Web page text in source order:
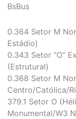
BsBus
0.364 Setor M
Estádio)
0.343 Setor “O”
(Estrutural)
0.368 Setor M
Centro/Católica/
379.1 Setor O
Monumental/W3